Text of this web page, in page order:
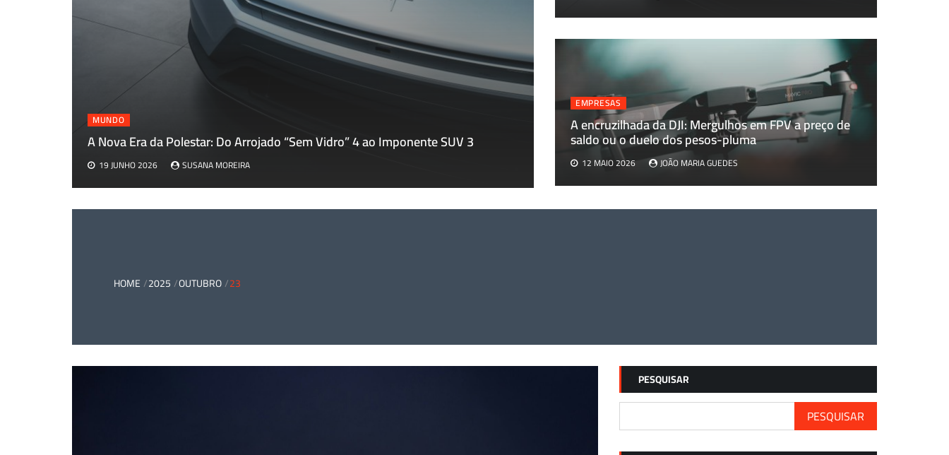
EMPRESAS
A encruzilhada da DJI: Mergulhos em FPV a preço de
saldo ou o duelo dos pesos-pluma
12 MAIO 2026 JOÃO MARIA GUEDES
MUNDO
A Nova Era da Polestar: Do Arrojado “Sem Vidro” 4 ao Imponente SUV 3
19 JUNHO 2026 SUSANA MOREIRA
EMPRESAS
A encruzilhada da DJI: Mergulhos em FPV a preço de saldo ou o duelo dos
pesos-pluma
12 MAIO 2026 JOÃO MARIA GUEDES
HOME 2025 OUTUBRO 23
PESQUISAR
PESQUISAR